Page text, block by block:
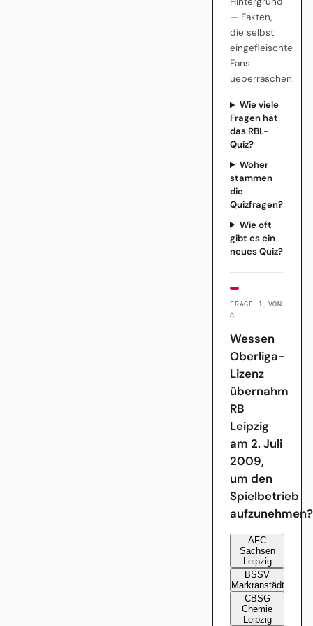
— Fakten,
die selbst
eingefleischte
Fans
ueberraschen.
Wie viele
Fragen hat
das RBL-
Quiz?
Woher
stammen
die
Quizfragen?
Wie oft
gibt es ein
neues Quiz?
FRAGE 1 VON
6
Wessen
Oberliga-
Lizenz
übernahm
RB
Leipzig
am 2. Juli
2009,
um den
Spielbetrieb
aufzunehmen?
AFC
Sachsen
Leipzig
BSSV
Markranstädt
CBSG
Chemie
Leipzig